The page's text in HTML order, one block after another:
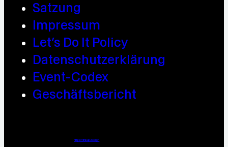
Satzung
Impressum
Let’s Do It Policy
Datenschutzerklärung
Event-Codex
Geschäftsbericht
https://linkup.design